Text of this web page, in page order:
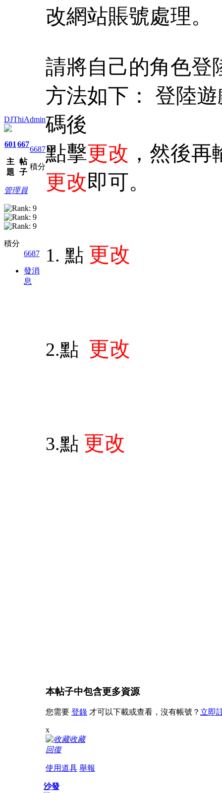
DJThiAdmin
601
主
題
667
帖
子
6687
積分
管理員
積分
6687
發消
息
改網站賬號處理。
請將自己的角色登
方法如下： 登陸
碼後
點擊更改 ，然後
更改即可。
1. 點 更改
2.點 更改
3.點 更改
本帖子中包含更多資源
您需要 登錄 才可以下載或查看，沒有帳號？ 立即
x
收藏
回復
使用道具 舉報
沙發